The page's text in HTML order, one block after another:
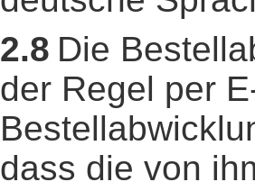
2.8 Die
der Regel per
dass die von